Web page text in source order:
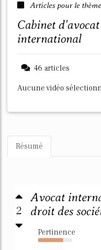
Articles pour le
cabinet d'avocat bruxelles droit
international
46 articles
Aucune vidéo
Résumé
2
Avocat
droit des
Pertinence
73%